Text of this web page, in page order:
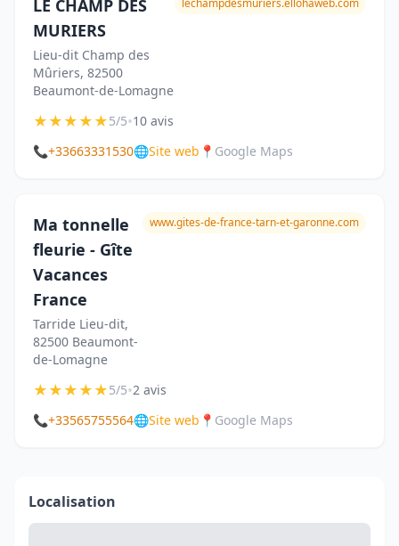
LE CHAMP DES
MURIERS
Lieu-dit Champ des
Mûriers, 82500
Beaumont-de-Lomagne
lechampdesmuriers.ellohaweb.com
★★★★★5/5•10 avis
📞+33663331530🌐Site web 📍 Google Maps
Ma tonnelle
fleurie - Gîte
Vacances
France
Tarride Lieu-dit,
82500 Beaumont-
de-Lomagne
www.gites-de-france-tarn-et-garonne.com
★★★★★5/5•2 avis
📞+33565755564🌐Site web 📍 Google Maps
Localisation